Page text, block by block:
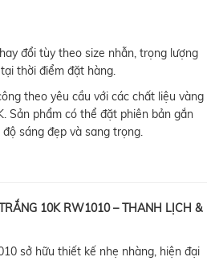
đổi tùy theo size nhẫn, trọng lượng
thời điểm đặt hàng.
theo yêu cầu với các chất liệu vàng
Sản phẩm có thể đặt phiên bản gắn
sáng đẹp và sang trọng.
10K RW1010 – THANH LỊCH &
sở hữu thiết kế nhẹ nhàng, hiện đại